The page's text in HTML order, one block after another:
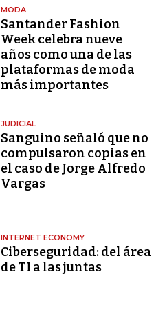
MODA
Santander Fashion
Week celebra nueve
años como una de las
plataformas de moda
más importantes
JUDICIAL
Sanguino señaló que no
compulsaron copias en
el caso de Jorge Alfredo
Vargas
INTERNET ECONOMY
Ciberseguridad: del área
de TI a las juntas